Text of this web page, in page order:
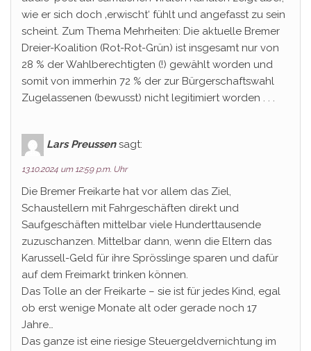
wie er sich doch ‚erwischt‘ fühlt und angefasst zu sein
scheint. Zum Thema Mehrheiten: Die aktuelle Bremer
Dreier-Koalition (Rot-Rot-Grün) ist insgesamt nur von
28 % der Wahlberechtigten (!) gewählt worden und
somit von immerhin 72 % der zur Bürgerschaftswahl
Zugelassenen (bewusst) nicht legitimiert worden . . .
Lars Preussen sagt:
13.10.2024 um 12:59 p.m. Uhr
Die Bremer Freikarte hat vor allem das Ziel,
Schaustellern mit Fahrgeschäften direkt und
Saufgeschäften mittelbar viele Hunderttausende
zuzuschanzen. Mittelbar dann, wenn die Eltern das
Karussell-Geld für ihre Sprösslinge sparen und dafür
auf dem Freimarkt trinken können.
Das Tolle an der Freikarte – sie ist für jedes Kind, egal
ob erst wenige Monate alt oder gerade noch 17
Jahre…
Das ganze ist eine riesige Steuergeldvernichtung im